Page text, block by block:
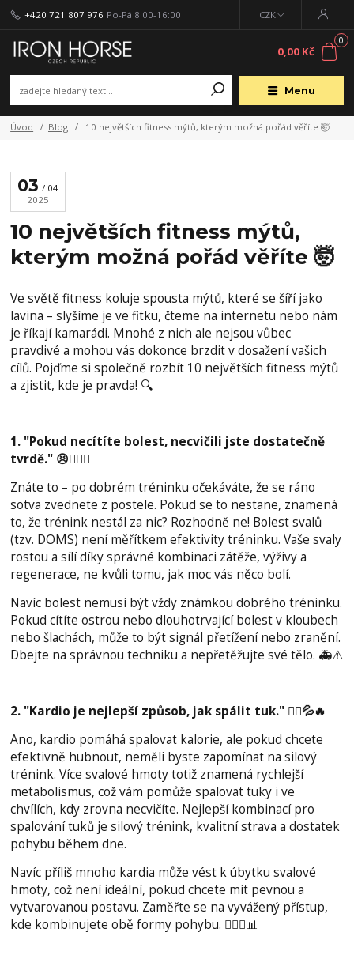
Menu
CZK
+420 721 807 976 Po-Pá 8:00-16:00
0
0,00 Kč
Úvod Blog 10 největších fitness mýtů, kterým možná pořád věříte 🤯
03
04
2025
10 největších fitness mýtů,
kterým možná pořád věříte 🤯
Ve světě fitness koluje spousta mýtů, které se šíří jako
lavina – slyšíme je ve fitku, čteme na internetu nebo nám
je říkají kamarádi. Mnohé z nich ale nejsou vůbec
pravdivé a mohou vás dokonce brzdit v dosažení vašich
cílů. Pojďme si společně rozbít 10 největších fitness mýtů
a zjistit, kde je pravda! 🔍
1. "Pokud necítíte bolest, necvičili jste dostatečně
tvrdě." 😣🏋️‍♂️💡
Znáte to – po dobrém tréninku očekáváte, že se ráno
sotva zvednete z postele. Pokud se to nestane, znamená
to, že trénink nestál za nic? Rozhodně ne! Bolest svalů
(tzv. DOMS) není měřítkem efektivity tréninku. Vaše svaly
rostou a sílí díky správné kombinaci zátěže, výživy a
regenerace, ne kvůli tomu, jak moc vás něco bolí.
Navíc bolest nemusí být vždy známkou dobrého tréninku.
Pokud cítíte ostrou nebo dlouhotrvající bolest v kloubech
nebo šlachách, může to být signál přetížení nebo zranění.
Dbejte na správnou techniku a nepřetěžujte své tělo. 🚑⚠️
2. "Kardio je nejlepší způsob, jak spálit tuk." 🏃‍♂️💦🔥
Ano, kardio pomáhá spalovat kalorie, ale pokud chcete
efektivně hubnout, neměli byste zapomínat na silový
trénink. Více svalové hmoty totiž znamená rychlejší
metabolismus, což vám pomůže spalovat tuky i ve
chvílích, kdy zrovna necvičíte. Nejlepší kombinací pro
spalování tuků je silový trénink, kvalitní strava a dostatek
pohybu během dne.
Navíc příliš mnoho kardia může vést k úbytku svalové
hmoty, což není ideální, pokud chcete mít pevnou a
vytvarovanou postavu. Zaměřte se na vyvážený přístup,
kde kombinujete obě formy pohybu. 🏋️‍♀️🍎📊